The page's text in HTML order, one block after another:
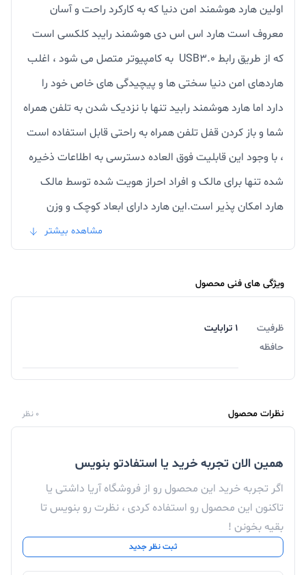
اولین هارد هوشمند امن دنیا که به کارکرد راحت و آسان
معروف است هارد اس اس دی هوشمند رایبد کلکسی است
که از طریق رابط USB3.0 به کامپیوتر متصل می شود ، اغلب
هاردهای امن دنیا سختی ها و پیچیدگی های خاص خود را
دارد اما هارد هوشمند رابید تنها با نزدیک شدن به تلفن همراه
شما و باز کردن قفل تلفن همراه به راحتی قابل استفاده است
، با وجود این قابلیت فوق العاده دسترسی به اطلاعات ذخیره
شده تنها برای مالک و افراد احراز هویت شده توسط مالک
هارد امکان پذیر است.این هارد دارای ابعاد کوچک و وزن
سبکی است و به زیبایی طراحی شده است.مشاهده بیشتر
ویژگی های فنی محصول
ظرفیت
حافظه
1 ترابایت
نظرات محصول 0 نظر
همین الان تجربه خرید یا استفادتو بنویس
اگر تجربه خرید این محصول رو از فروشگاه آریا داشتی یا
تاکنون این محصول رو استفاده کردی ، نظرت رو بنویس تا
بقیه بخونن !
ثبت نظر جدید